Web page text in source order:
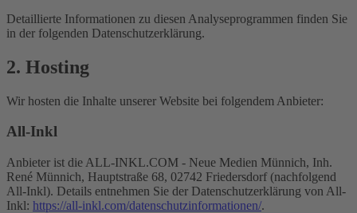
Detaillierte Informationen zu diesen Analyseprogrammen finden Sie
in der folgenden Datenschutzerklärung.
2. Hosting
Wir hosten die Inhalte unserer Website bei folgendem Anbieter:
All-Inkl
Anbieter ist die ALL-INKL.COM - Neue Medien Münnich, Inh.
René Münnich, Hauptstraße 68, 02742 Friedersdorf (nachfolgend
All-Inkl). Details entnehmen Sie der Datenschutzerklärung von All-
Inkl: https://all-inkl.com/datenschutzinformationen/.